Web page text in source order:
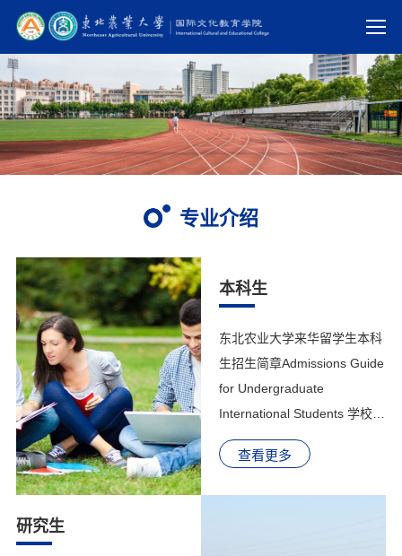
专业介绍
本科生
东北农业大学来华留学生本科
生招生简章Admissions Guide
for Undergraduate
International Students 学校简
介 Introduction of NEAU 东北
农业大学坐落在美丽的冰城哈
查看更多
研究生